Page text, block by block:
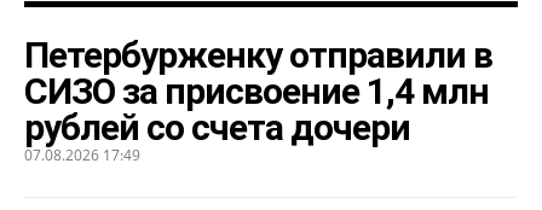
Петербурженку отправили в
СИЗО за присвоение 1,4 млн
рублей со счета дочери
07.08.2026 17:49